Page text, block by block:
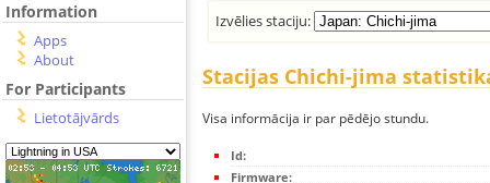
Information
Apps
About
For Participants
Lietotājvārds
Izvēlies staciju:
Stacijas Chichi-jima
Visa informācija ir par pēdējo stundu.
Id:
Firmware: